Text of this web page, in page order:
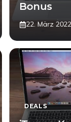
Bonus
22. März 2022
DEALS